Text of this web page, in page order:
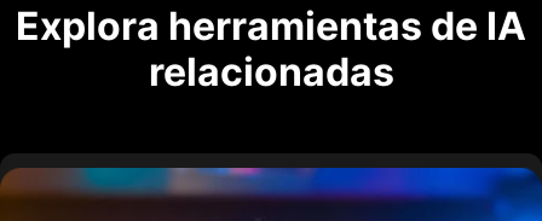
Explora herramientas de IA
relacionadas